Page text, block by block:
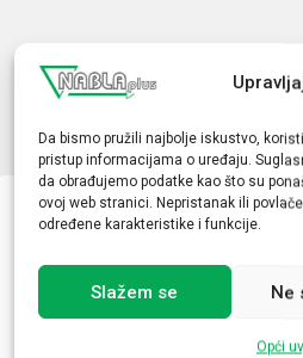
Da bismo pružili najbolje iskustvo,
pristup informacijama o uređaju.
da obrađujemo podatke kao što su
ovoj web stranici. Nepristanak ili
određene karakteristike i funkcije.
Slažem se Ne
Opći